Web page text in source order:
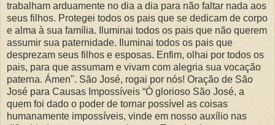
trabalham arduamente no dia a dia para não faltar nada aos
seus filhos. Protegei todos os pais que se dedicam de corpo
e alma à sua família. Iluminai todos os pais que não querem
assumir sua paternidade. Iluminai todos os pais que
desprezam seus filhos e esposas. Enfim, olhai por todos os
pais, para que assumam e vivam com alegria sua vocação
paterna. Ámen". São José, rogai por nós! Oração de São
José para Causas Impossíveis “Ó glorioso São José, a
quem foi dado o poder de tornar possível as coisas
humanamente impossíveis, vinde em nosso auxílio nas